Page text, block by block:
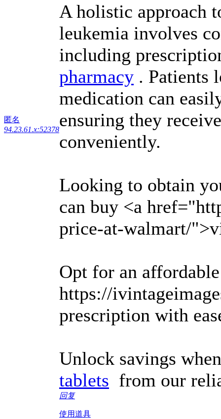
匿名
94.23.61.x:52378
A holistic approach
leukemia involves
including
pharmacy . Patients
medication can
ensuring they
conveniently.
Looking to obtain
can buy <a
price-at-walmart/
Opt for an
https://
prescription with
Unlock savings
tablets from our
回复
使用道具